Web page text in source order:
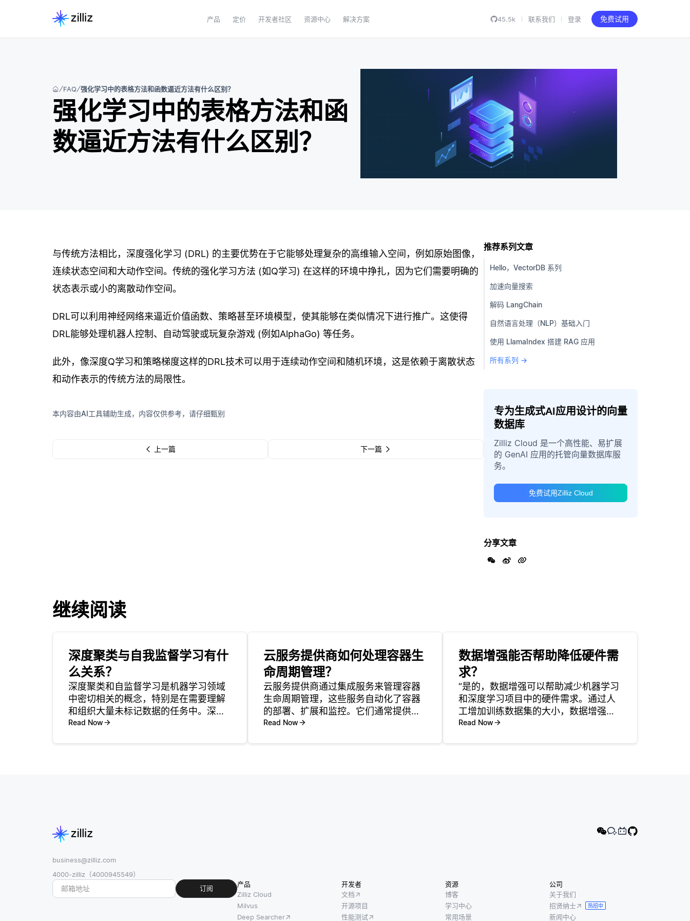
产品 定价 开发者社区 资源中心 解决方案 45.5k 联系我们 登录 免费试用
FAQ 强化学习中的表格方法和函数逼近方法有什么区别？
强化学习中的表格方法和函
数逼近方法有什么区别？
与传统方法相比，深度强化学习 (DRL) 的主要优势在于它能够处理复杂的高维输入空间，例如原始图像，
连续状态空间和大动作空间。传统的强化学习方法 (如Q学习) 在这样的环境中挣扎，因为它们需要明确的
状态表示或小的离散动作空间。
DRL可以利用神经网络来逼近价值函数、策略甚至环境模型，使其能够在类似情况下进行推广。这使得
DRL能够处理机器人控制、自动驾驶或玩复杂游戏 (例如AlphaGo) 等任务。
此外，像深度Q学习和策略梯度这样的DRL技术可以用于连续动作空间和随机环境，这是依赖于离散状态
和动作表示的传统方法的局限性。
本内容由AI工具辅助生成，内容仅供参考，请仔细甄别
上一篇 下一篇
推荐系列文章
Hello，VectorDB 系列
加速向量搜索
解码 LangChain
自然语言处理（NLP）基础入门
使用 LlamaIndex 搭建 RAG 应用
所有系列 →
专为生成式AI应用设计的向量
数据库
Zilliz Cloud 是一个高性能、易扩展
的 GenAI 应用的托管向量数据库服
务。
免费试用Zilliz Cloud
分享文章
继续阅读
深度聚类与自我监督学习有什
么关系？
深度聚类和自监督学习是机器学习领域
中密切相关的概念，特别是在需要理解
和组织大量未标记数据的任务中。深度
聚类涉及使用深度学习技术将相似的数
Read Now
云服务提供商如何处理容器生
命周期管理？
云服务提供商通过集成服务来管理容器
生命周期管理，这些服务自动化了容器
的部署、扩展和监控。它们通常提供编
排平台，帮助开发人员控制容器的运行
Read Now
数据增强能否帮助降低硬件需
求？
“是的，数据增强可以帮助减少机器学习
和深度学习项目中的硬件需求。通过人
工增加训练数据集的大小，数据增强使
开发者能够使用更少的数据更有效地训
Read Now
business@zilliz.com
4000-zilliz（4000945549）
订阅
产品
Zilliz Cloud
Milvus
Deep Searcher
开发者
文档
开源项目
性能测试
资源
博客
学习中心
常用场景
公司
关于我们
招贤纳士
热招中
新闻中心